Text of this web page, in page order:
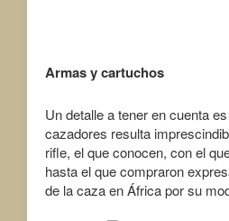
Armas y cartuchos
Un detalle a tener en cuenta
cazadores resulta
rifle, el que conocen, con el
hasta el que compraron
de la caza en África por su